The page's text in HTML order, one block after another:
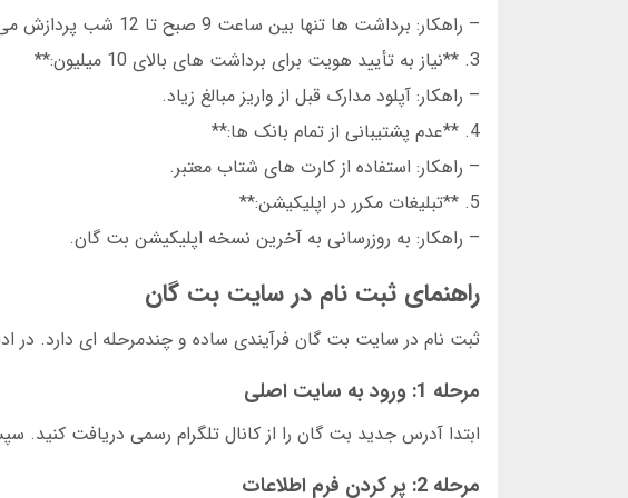
– راهکار: برداشت ها تنها بین ساعت 9 صبح تا 12 شب پردازش می شوند.
3. **نیاز به تأیید هویت برای برداشت های بالای 10 میلیون:**
– راهکار: آپلود مدارک قبل از واریز مبالغ زیاد.
4. **عدم پشتیبانی از تمام بانک ها:**
– راهکار: استفاده از کارت های شتاب معتبر.
5. **تبلیغات مکرر در اپلیکیشن:**
– راهکار: به روزرسانی به آخرین نسخه اپلیکیشن بت گان.
راهنمای ثبت نام در سایت بت گان
ثبت نام در سایت بت گان فرآیندی ساده و چندمرحله ای دارد. در
مرحله 1: ورود به سایت اصلی
ابتدا آدرس جدید بت گان را از کانال تلگرام رسمی دریافت
مرحله 2: پر کردن فرم اطلاعات